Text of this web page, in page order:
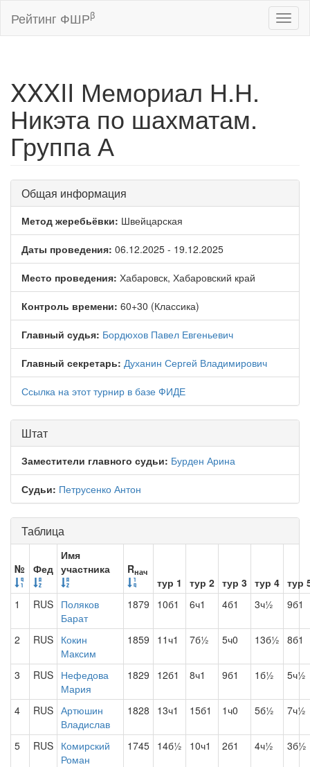
Рейтинг ФШРβ
XXXII Мемориал Н.Н.
Никэта по шахматам.
Группа А
Общая информация
Метод жеребьёвки: Швейцарская
Даты проведения: 06.12.2025 - 19.12.2025
Место проведения: Хабаровск, Хабаровский край
Контроль времени: 60+30 (Классика)
Главный судья: Бордюхов Павел Евгеньевич
Главный секретарь: Духанин Сергей Владимирович
Ссылка на этот турнир в базе ФИДЕ
Штат
Заместители главного судьи: Бурден Арина
Судьи: Петрусенко Антон
Таблица
№ Фед
Имя
участника
Rнач
тур 1 тур 2 тур 3 тур 4 тур
1
RUS Поляков
Барат
1879 10б1 6ч1 4б1 3ч½ 9б1
2 RUS Кокин
Максим
1859 11ч1 7б½ 5ч0 13б½ 8б1
3 RUS Нефедова
Мария
1829 12б1 8ч1 9б1 1б½ 5ч½
4 RUS Артюшин
Владислав
1828 13ч1 15б1 1ч0 5б½ 7ч½
5 RUS Комирский
Роман
1745 14б½ 10ч1 2б1 4ч½ 3б½